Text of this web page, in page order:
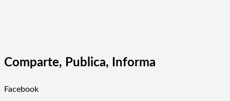
Comparte, Publica, Informa
Facebook